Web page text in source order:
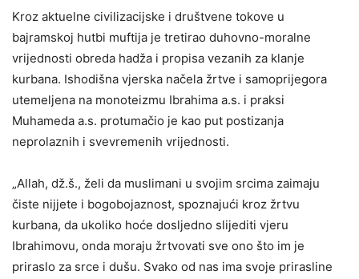
Kroz aktuelne civilizacijske i društvene tokove u
bajramskoj hutbi muftija je tretirao duhovno-moralne
vrijednosti obreda hadža i propisa vezanih za klanje
kurbana. Ishodišna vjerska načela žrtve i samoprijegora
utemeljena na monoteizmu Ibrahima a.s. i praksi
Muhameda a.s. protumačio je kao put postizanja
neprolaznih i svevremenih vrijednosti.
„Allah, dž.š., želi da muslimani u svojim srcima zaimaju
čiste nijjete i bogobojaznost, spoznajući kroz žrtvu
kurbana, da ukoliko hoće dosljedno slijediti vjeru
Ibrahimovu, onda moraju žrtvovati sve ono što im je
priraslo za srce i dušu. Svako od nas ima svoje prirasline